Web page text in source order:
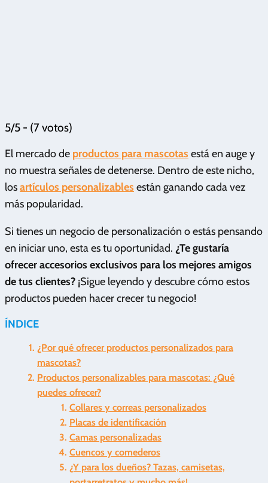
5/5 - (7 votos)
El mercado de productos para mascotas está en auge y
no muestra señales de detenerse. Dentro de este nicho,
losartículos personalizables están ganando cada vez
más popularidad.
Si tienes un negocio de personalización o estás pensando
en iniciar uno, esta es tu oportunidad. ¿Te gustaría
ofrecer accesorios exclusivos para los mejores amigos
de tus clientes? ¡Sigue leyendo y descubre cómo estos
productos pueden hacer crecer tu negocio!
ÍNDICE
¿Por qué ofrecer productos personalizados para
mascotas?
Productos personalizables para mascotas: ¿Qué
puedes ofrecer?
Collares y correas personalizados
Placas de identificación
Camas personalizadas
Cuencos y comederos
¿Y para los dueños? Tazas, camisetas,